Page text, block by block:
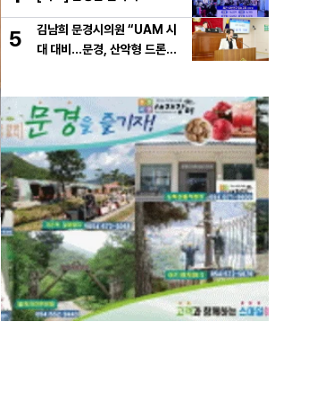
5
김남희 문경시의원 “UAM 시
대 대비…문경, 산악형 드론산